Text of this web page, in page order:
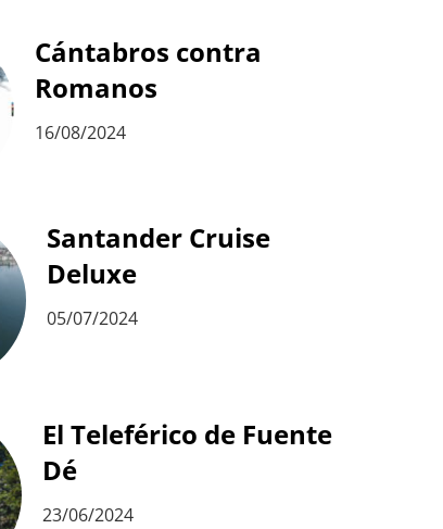
Cántabros contra
Romanos
16/08/2024
Santander Cruise
Deluxe
05/07/2024
El Teleférico de Fuente
Dé
23/06/2024